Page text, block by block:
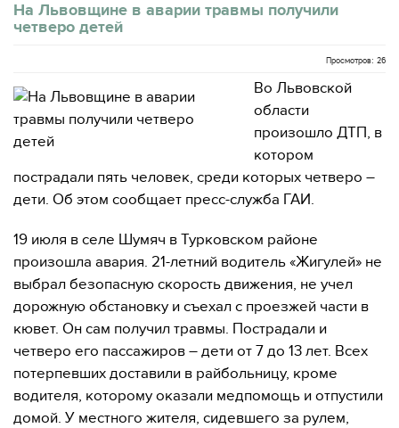
На Львовщине в аварии травмы получили
четверо детей
Просмотров: 26
Во Львовской
области
произошло ДТП, в
котором
пострадали пять человек, среди которых четверо –
дети. Об этом сообщает пресс-служба ГАИ.
19 июля в селе Шумяч в Турковском районе
произошла авария. 21-летний водитель «Жигулей» не
выбрал безопасную скорость движения, не учел
дорожную обстановку и съехал с проезжей части в
кювет. Он сам получил травмы. Пострадали и
четверо его пассажиров – дети от 7 до 13 лет. Всех
потерпевших доставили в райбольницу, кроме
водителя, которому оказали медпомощь и отпустили
домой. У местного жителя, сидевшего за рулем,